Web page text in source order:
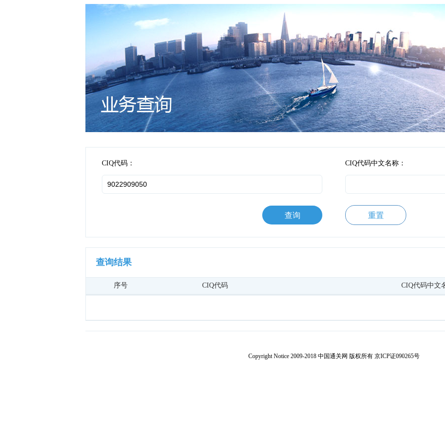
CIQ代码： CIQ代码中文名称：
查询 重置
查询结果
序号 CIQ代码 CIQ代码中文
Copyright Notice 2009-2018 中国通关网 版权所有 京ICP证090265号